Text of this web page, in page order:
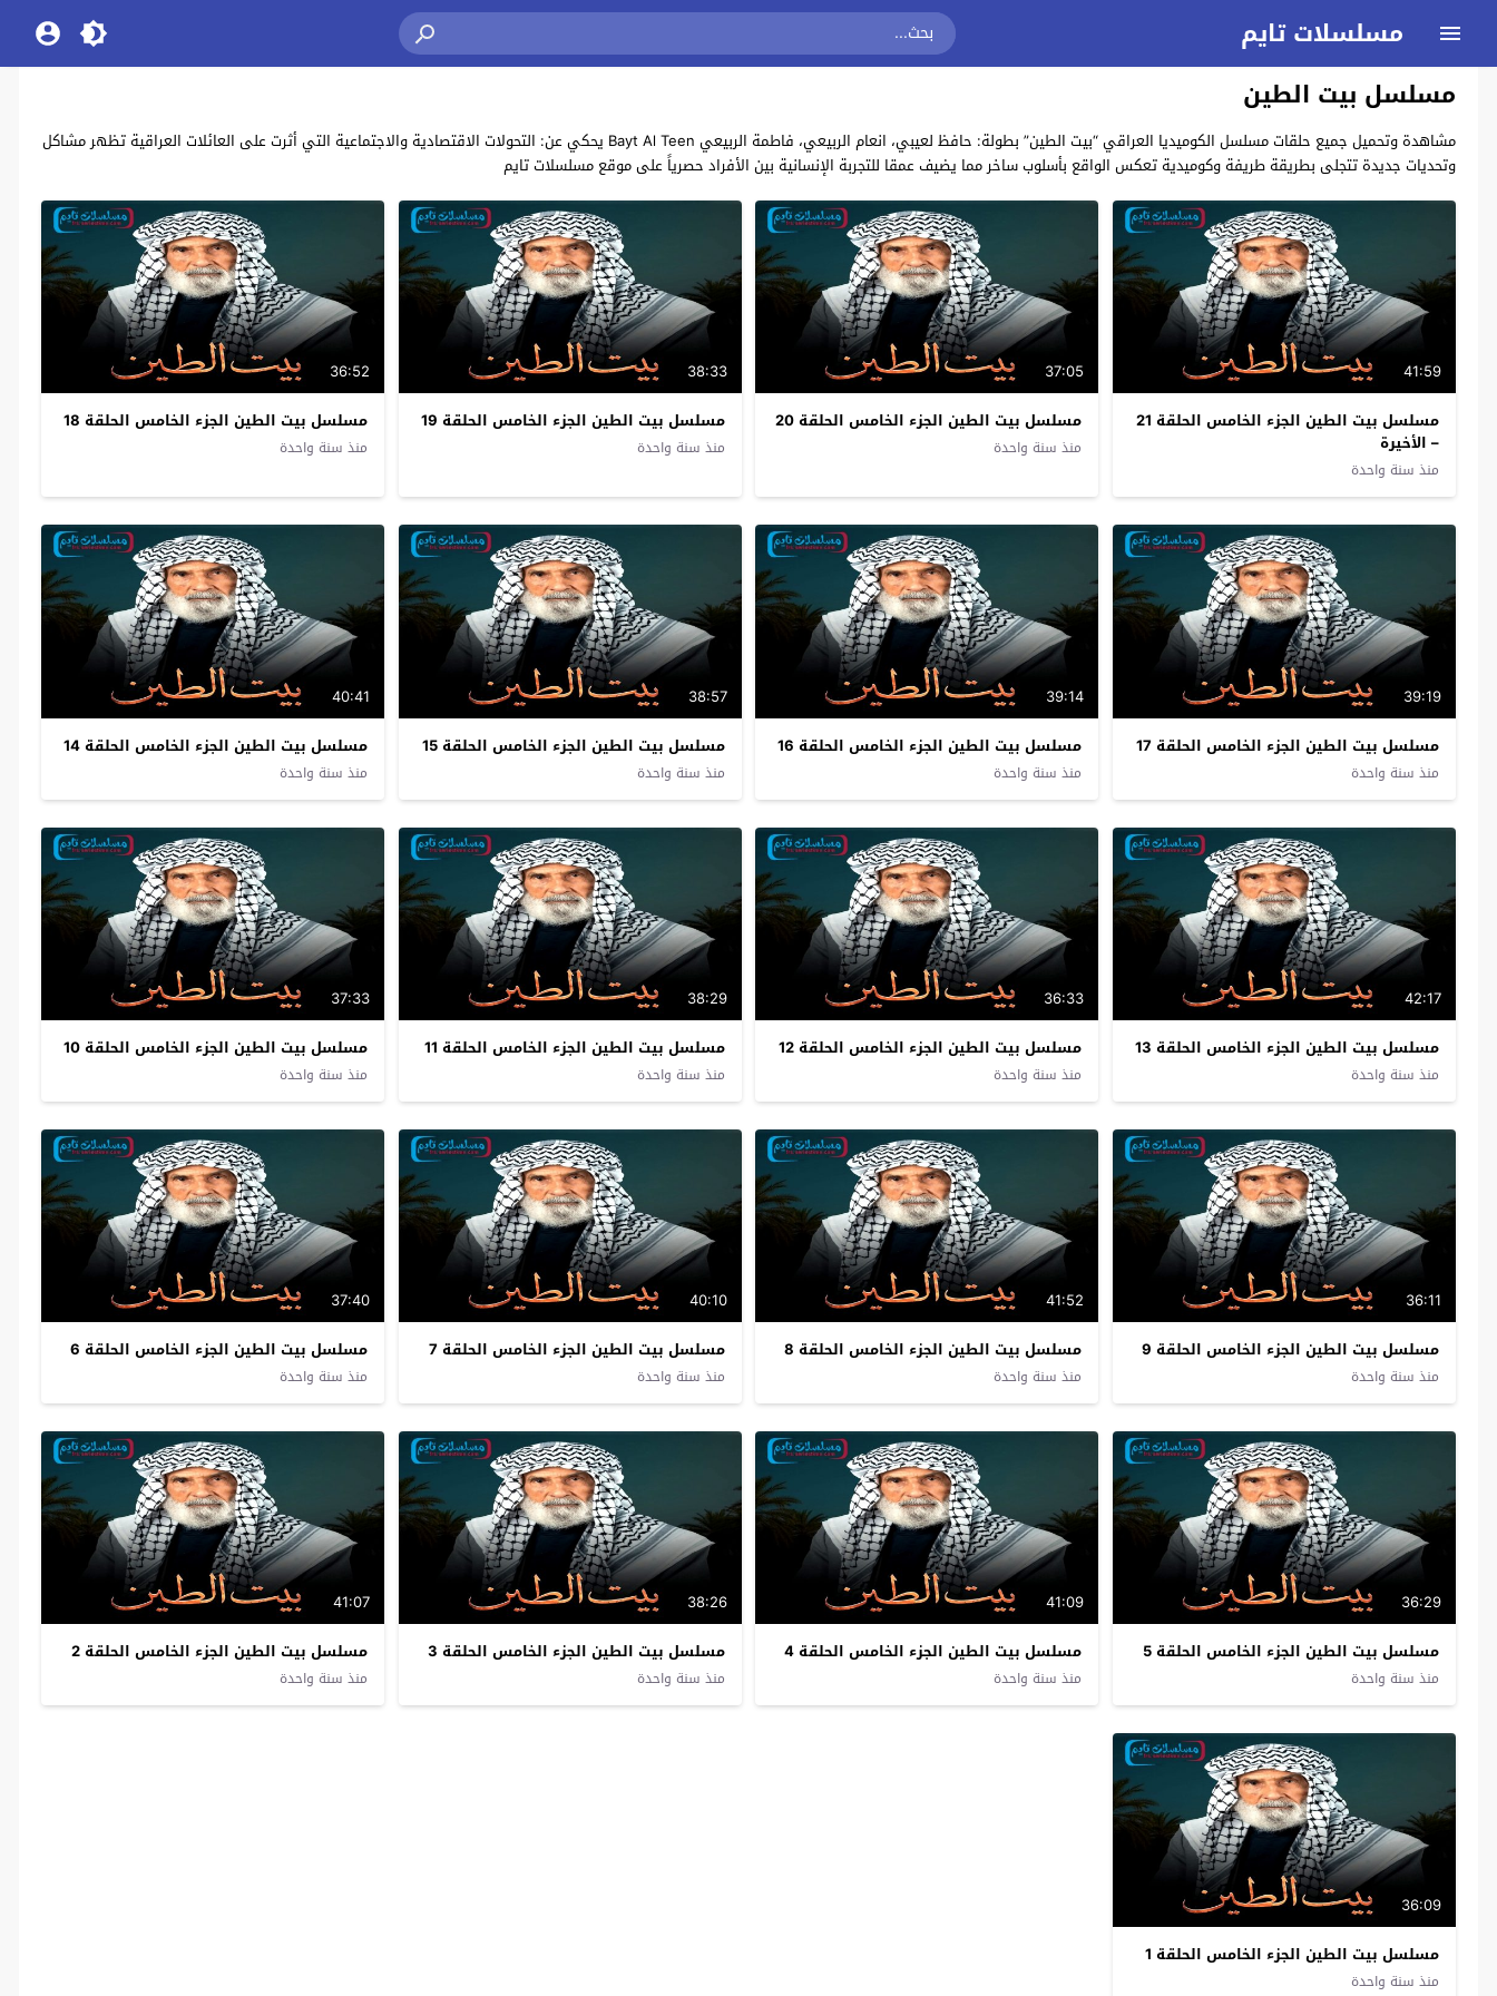
مسلسلات تايم
مسلسل بيت الطين
مشاهدة وتحميل جميع حلقات مسلسل الكوميديا العراقي “بيت الطين” بطولة: حافظ لعيبي، انعام الربيعي، فاطمة الربيعي Bayt Al Teen يحكي عن: التحولات الاقتصادية والاجتماعية التي أثرت على العائلات العراقية تظهر مشاكل
وتحديات جديدة تتجلى بطريقة طريفة وكوميدية تعكس الواقع بأسلوب ساخر مما يضيف عمقا للتجربة الإنسانية بين الأفراد حصرياً على موقع مسلسلات تايم
41:59
مسلسل بيت الطين الجزء الخامس الحلقة 21
– الأخيرة
منذ سنة واحدة
37:05
مسلسل بيت الطين الجزء الخامس الحلقة 20
منذ سنة واحدة
38:33
مسلسل بيت الطين الجزء الخامس الحلقة 19
منذ سنة واحدة
36:52
مسلسل بيت الطين الجزء الخامس الحلقة 18
منذ سنة واحدة
39:19
مسلسل بيت الطين الجزء الخامس الحلقة 17
منذ سنة واحدة
39:14
مسلسل بيت الطين الجزء الخامس الحلقة 16
منذ سنة واحدة
38:57
مسلسل بيت الطين الجزء الخامس الحلقة 15
منذ سنة واحدة
40:41
مسلسل بيت الطين الجزء الخامس الحلقة 14
منذ سنة واحدة
42:17
مسلسل بيت الطين الجزء الخامس الحلقة 13
منذ سنة واحدة
36:33
مسلسل بيت الطين الجزء الخامس الحلقة 12
منذ سنة واحدة
38:29
مسلسل بيت الطين الجزء الخامس الحلقة 11
منذ سنة واحدة
37:33
مسلسل بيت الطين الجزء الخامس الحلقة 10
منذ سنة واحدة
36:11
مسلسل بيت الطين الجزء الخامس الحلقة 9
منذ سنة واحدة
41:52
مسلسل بيت الطين الجزء الخامس الحلقة 8
منذ سنة واحدة
40:10
مسلسل بيت الطين الجزء الخامس الحلقة 7
منذ سنة واحدة
37:40
مسلسل بيت الطين الجزء الخامس الحلقة 6
منذ سنة واحدة
36:29
مسلسل بيت الطين الجزء الخامس الحلقة 5
منذ سنة واحدة
41:09
مسلسل بيت الطين الجزء الخامس الحلقة 4
منذ سنة واحدة
38:26
مسلسل بيت الطين الجزء الخامس الحلقة 3
منذ سنة واحدة
41:07
مسلسل بيت الطين الجزء الخامس الحلقة 2
منذ سنة واحدة
36:09
مسلسل بيت الطين الجزء الخامس الحلقة 1
منذ سنة واحدة